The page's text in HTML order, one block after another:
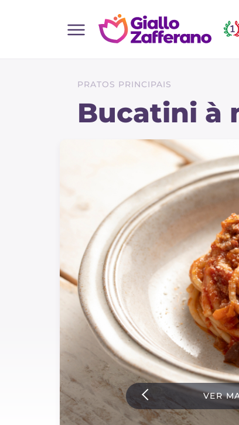
Todas as receitas
Acompanhamentos
Pizzas e focaccia
Bolos e panificacao
Ultimas receitas
Instagram
PRATOS PRINCIPAIS
Bucatini à
VER